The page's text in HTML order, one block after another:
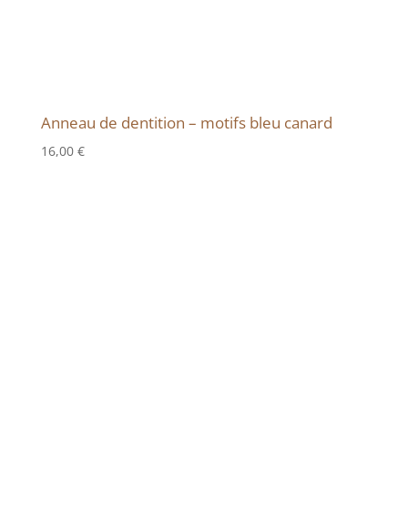
Anneau de dentition – motifs bleu canard
16,00 €